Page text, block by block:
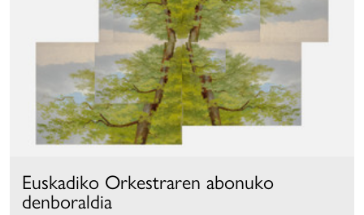
Euskadiko Orkestraren abonuko
denboraldia